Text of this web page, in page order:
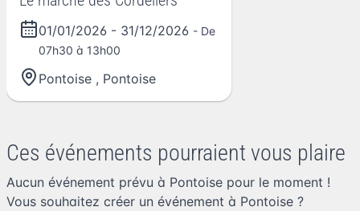
01/01/2026 - 31/12/2026 - De
07h30 à 13h00
Pontoise , Pontoise
Ces événements pourraient vous plaire
Aucun événement prévu à Pontoise pour le moment !
Vous souhaitez créer un événement à Pontoise ?